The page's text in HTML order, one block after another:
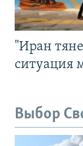
"Иран
ситуация
Выбор